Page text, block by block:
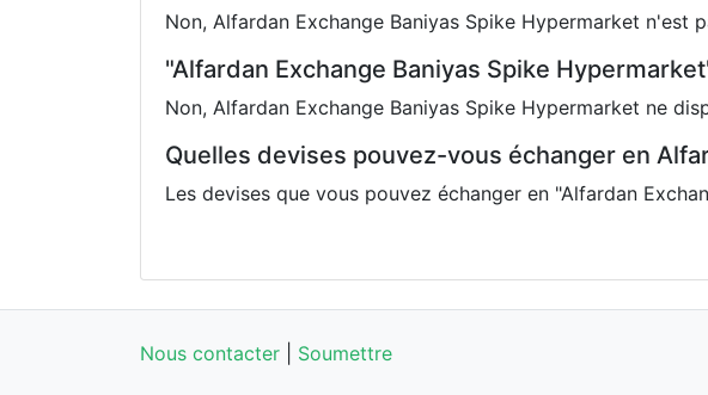
Non, Alfardan Exchange Baniyas Spike Hypermarket n'est
"Alfardan Exchange Baniyas Spike
Non, Alfardan Exchange Baniyas Spike Hypermarket ne
Quelles devises pouvez-vous échanger en
Les devises que vous pouvez échanger en "Alfardan
Nous contacter Soumettre